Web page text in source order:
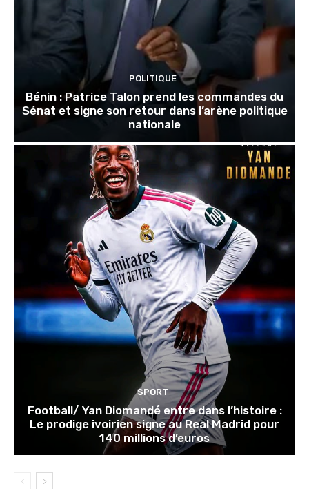
POLITIQUE
Bénin : Patrice Talon prend les commandes du
Sénat et signe son retour dans l’arène politique
nationale
SPORT
Football/ Yan Diomandé entre dans l’histoire :
Le prodige ivoirien signe au Real Madrid pour
140 millions d’euros